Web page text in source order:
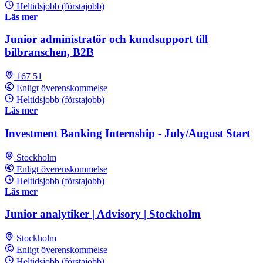
Heltidsjobb (förstajobb)
Läs mer
Junior administratör och kundsupport till
bilbranschen, B2B
167 51
Enligt överenskommelse
Heltidsjobb (förstajobb)
Läs mer
Investment Banking Internship - July/August Start
Stockholm
Enligt överenskommelse
Heltidsjobb (förstajobb)
Läs mer
Junior analytiker | Advisory | Stockholm
Stockholm
Enligt överenskommelse